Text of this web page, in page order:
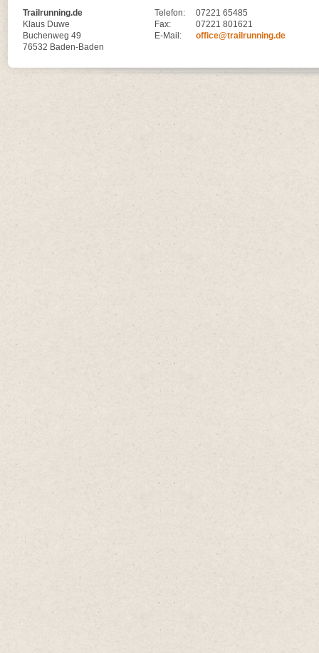
Trailrunning.de
Klaus Duwe
Buchenweg 49
76532 Baden-Baden
Telefon:
07221 65485
Fax:
07221 801621
E-Mail:
office@trailrunning.de